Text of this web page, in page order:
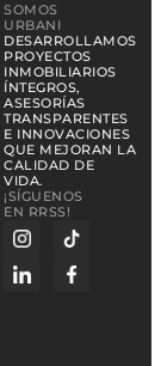
SOMOS
URBANI
DESARROLLAMOS
PROYECTOS
INMOBILIARIOS
ÍNTEGROS,
ASESORÍAS
TRANSPARENTES
E INNOVACIONES
QUE MEJORAN LA
CALIDAD DE
VIDA.
¡SÍGUENOS
EN RRSS!